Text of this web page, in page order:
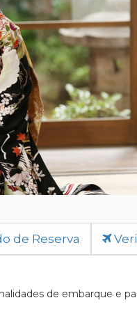
de Reserva
de embarque e